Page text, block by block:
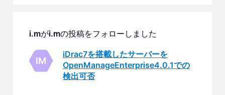
る。
i.mがi.mの投稿をフォローしました
IM
iDrac7を搭載したサーバーを
OpenManageEnterprise4.0.1での
検出可否